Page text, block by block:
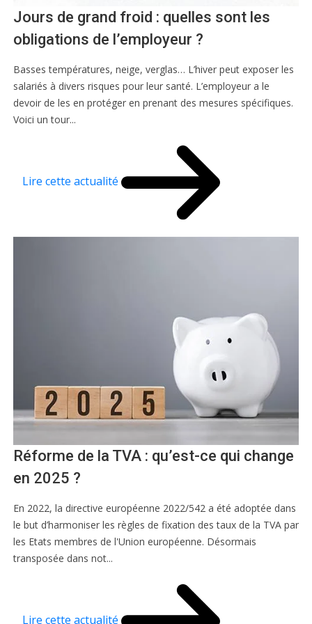
Jours de grand froid : quelles sont les
obligations de l’employeur ?
Basses températures, neige, verglas… L’hiver peut exposer les
salariés à divers risques pour leur santé. L’employeur a le
devoir de les en protéger en prenant des mesures spécifiques.
Voici un tour...
Lire cette actualité
Réforme de la TVA : qu’est-ce qui change
en 2025 ?
En 2022, la directive européenne 2022/542 a été adoptée dans
le but d’harmoniser les règles de fixation des taux de la TVA par
les Etats membres de l'Union européenne. Désormais
transposée dans not...
Lire cette actualité